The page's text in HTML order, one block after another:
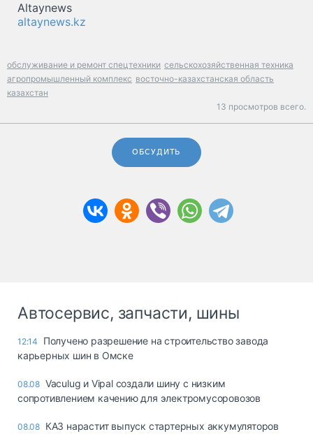
Altaynews
altaynews.kz
обслуживание и ремонт спецтехники сельскохозяйственная техника
агропромышленный комплекс восточно-казахстанская область
казахстан
13 просмотров всего.
ОБСУДИТЬ
Автосервис, запчасти, шины
12:14
Получено разрешение на строительство завода
карьерных шин в Омске
08.08 Vaculug и Vipal создали шину с низким
сопротивлением качению для электромусоровозов
08.08 КАЗ нарастит выпуск стартерных аккумуляторов